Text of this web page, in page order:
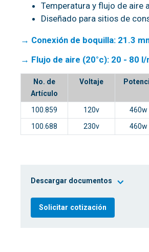
Temperatura y flujo de aire
Diseñado para sitios de
→ Conexión de boquilla: 21.3
→ Flujo de aire (20°c): 20 - 80 l/
No. de
Artículo
Voltaje
100.859 120v 460w
100.688
230v 460w
Descargar documentos
Solicitar cotización